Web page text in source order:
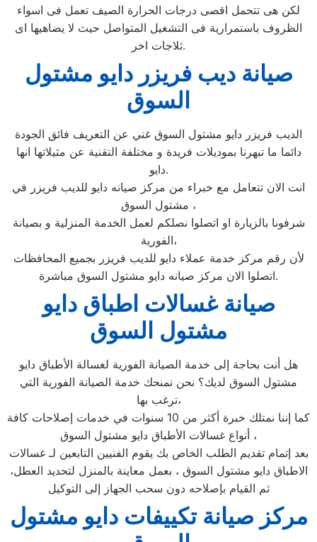
لكن هى تتحمل اقصى درجات الحرارة الصيف تعمل فى اسواء
الظروف باستمرارية فى التشغيل المتواصل حيث لا يضاهيها اى
ثلاجات اخر.
صيانة ديب فريزر دايو مشتول
السوق
الديب فريزر دايو مشتول السوق غني عن التعريف فائق الجودة
دائما ما تبهرنا بموديلات فريدة و مختلفة التقنية عن مثيلاتها انها
دايو.
انت الان تتعامل مع خبراء من مركز صيانه دايو للديب فريزر في
مشتول السوق ،
شرفونا بالزيارة او اتصلوا نصلكم لعمل الخدمة المنزلية و بصيانة
الفورية،
لأن رقم مركز خدمة عملاء دايو للديب فريزر بجميع المحافظات
اتصلوا الان مركز صيانه دايو مشتول السوق مباشرة.
صيانة غسالات اطباق دايو
مشتول السوق
هل أنت بحاجة إلى خدمة الصيانة الفورية لغسالة الأطباق دايو
مشتول السوق لديك؟ نحن نمنحك خدمة الصيانة الفورية التي
ترغب بها،
كما إننا نمتلك خبرة أكثر من 10 سنوات في خدمات إصلاحات كافة
أنواع غسالات الأطباق دايو مشتول السوق ،
بعد إتمام تقديم الطلب الخاص بك يقوم الفنيين التابعين لـ غسالات
الاطباق دايو مشتول السوق ، بعمل معاينة بالمنزل لتحديد العطل،
ثم القيام بإصلاحه دون سحب الجهاز إلى التوكيل
مركز صيانة تكييفات دايو مشتول